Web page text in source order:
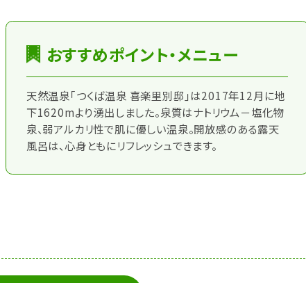
おすすめポイント・メニュー
天然温泉｢つくば温泉 喜楽里別邸｣は2017年12月に地
下1620mより湧出しました。泉質はナトリウム－塩化物
泉、弱アルカリ性で肌に優しい温泉。開放感のある露天
風呂は、心身ともにリフレッシュできます。